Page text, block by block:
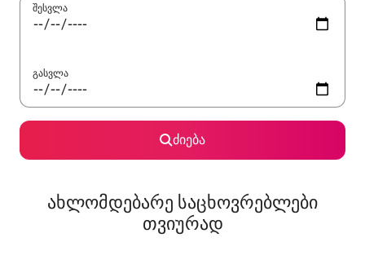
შესვლა
გასვლა
ძიება
ახლომდებარე საცხოვრებლები
თვიურად